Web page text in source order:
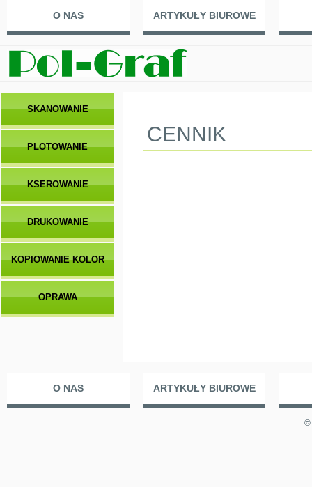
O NAS ARTYKUŁY BIUROWE
SKANOWANIE
PLOTOWANIE
KSEROWANIE
DRUKOWANIE
KOPIOWANIE KOLOR
OPRAWA
CENNIK
O NAS ARTYKUŁY BIUROWE
©